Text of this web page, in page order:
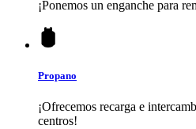
¡Ponemos un enganche para
Propano
¡Ofrecemos recarga e
centros!